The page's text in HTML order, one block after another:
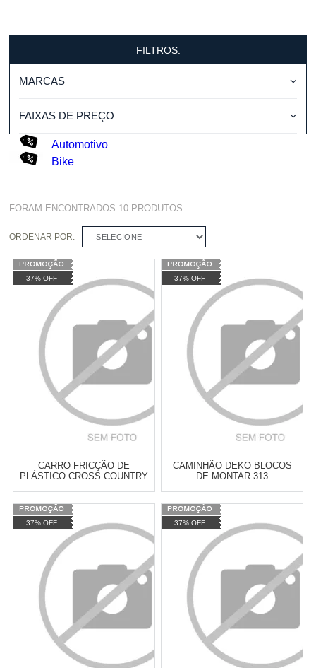
FILTROS:
MARCAS
FAIXAS DE PREÇO
Automotivo
Bike
FORAM ENCONTRADOS 10 PRODUTOS
ORDENAR POR: SELECIONE
37% OFF
CARRO FRICÇÃO DE
PLÁSTICO CROSS COUNTRY
Cat:
TELEVENDAS TESTE DE
TELEVENDAS
ESTAMOS EFETUANDO
TESTES
37% OFF
CAMINHÃO DEKO BLOCOS
DE MONTAR 313
Cat:
TELEVENDAS TESTE DE
TELEVENDAS
ESTAMOS EFETUANDO
TESTES
37% OFF 37% OFF